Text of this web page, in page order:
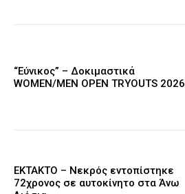
“Εύνικος” – Δοκιμαστικά
WOMEN/MEN OPEN TRYOUTS 2026
EKTAKTO – Νεκρός εντοπίστηκε
72χρονος σε αυτοκίνητο στα Άνω